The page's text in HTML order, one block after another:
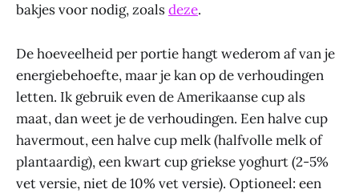
bakjes voor nodig, zoalsdeze.
De hoeveelheid per portie hangt wederom af van je
energiebehoefte, maar je kan op de verhoudingen
letten. Ik gebruik even de Amerikaanse cup als
maat, dan weet je de verhoudingen. Een halve cup
havermout, een halve cup melk (halfvolle melk of
plantaardig), een kwart cup griekse yoghurt (2-5%
vet versie, niet de 10% vet versie). Optioneel: een